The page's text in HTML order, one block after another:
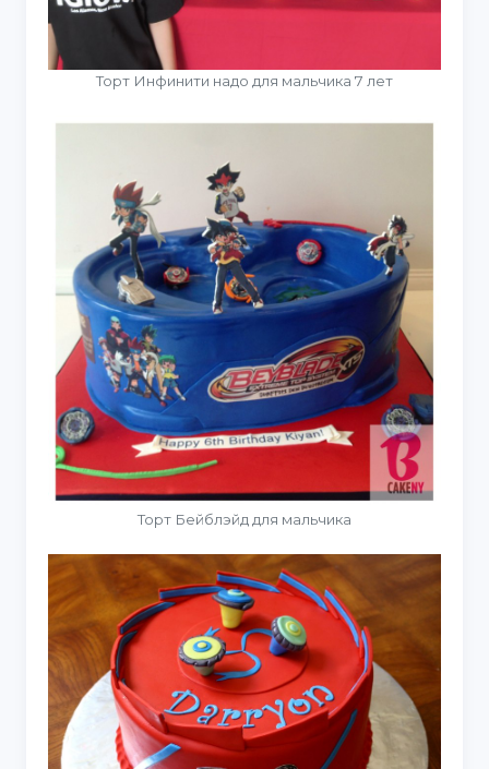
Торт Инфинити надо для мальчика 7 лет
Торт Бейблэйд для мальчика